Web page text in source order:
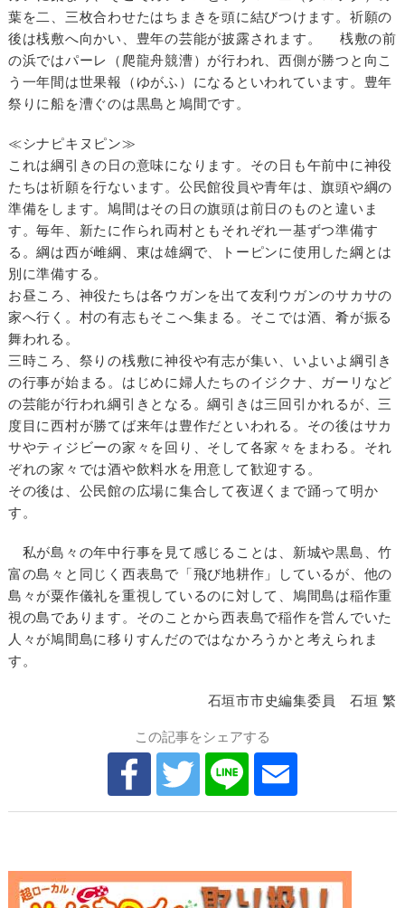
葉を二、三枚合わせたはちまきを頭に結びつけます。祈願の
後は桟敷へ向かい、豊年の芸能が披露されます。 桟敷の前
の浜ではパーレ（爬龍舟競漕）が行われ、西側が勝つと向こ
う一年間は世果報（ゆがふ）になるといわれています。豊年
祭りに船を漕ぐのは黒島と鳩間です。
≪シナピキヌピン≫
これは綱引きの日の意味になります。その日も午前中に神役
たちは祈願を行ないます。公民館役員や青年は、旗頭や綱の
準備をします。鳩間はその日の旗頭は前日のものと違いま
す。毎年、新たに作られ両村ともそれぞれ一基ずつ準備す
る。綱は西が雌綱、東は雄綱で、トーピンに使用した綱とは
別に準備する。
お昼ころ、神役たちは各ウガンを出て友利ウガンのサカサの
家へ行く。村の有志もそこへ集まる。そこでは酒、肴が振る
舞われる。
三時ころ、祭りの桟敷に神役や有志が集い、いよいよ綱引き
の行事が始まる。はじめに婦人たちのイジクナ、ガーリなど
の芸能が行われ綱引きとなる。綱引きは三回引かれるが、三
度目に西村が勝てば来年は豊作だといわれる。その後はサカ
サやティジビーの家々を回り、そして各家々をまわる。それ
ぞれの家々では酒や飲料水を用意して歓迎する。
その後は、公民館の広場に集合して夜遅くまで踊って明か
す。
私が島々の年中行事を見て感じることは、新城や黒島、竹
富の島々と同じく西表島で「飛び地耕作」しているが、他の
島々が粟作儀礼を重視しているのに対して、鳩間島は稲作重
視の島であります。そのことから西表島で稲作を営んでいた
人々が鳩間島に移りすんだのではなかろうかと考えられま
す。
石垣市市史編集委員 石垣 繁
この記事をシェアする